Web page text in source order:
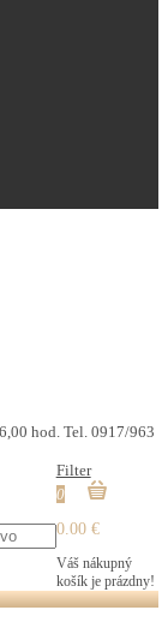
hod. Tel. 0917/963
Filter
0
0.00 €
Váš nákupný
košík je prázdny!